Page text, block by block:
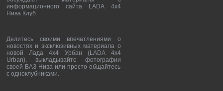
информационного сайта LADA 4x4
Нива Клуб.
Делитесь своими впечатлениями о
новостях и эксклюзивных материала о
новой Лада 4х4 Урбан (LADA 4x4
Urban), выкладывайте фотографии
своей ВАЗ Нива или просто общайтесь
с одноклубниками.